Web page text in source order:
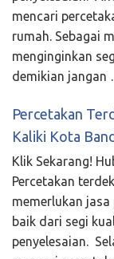
mencari
rumah. Sebagai
menginginkan
demikian jangan
Percetakan
Kaliki Kota
Klik Sekarang!
Percetakan
memerlukan
baik dari segi
penyelesaian.